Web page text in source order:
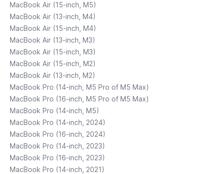
MacBook Air (15-inch, M5)
MacBook Air (13-inch, M4)
MacBook Air (15-inch, M4)
MacBook Air (13-inch, M3)
MacBook Air (15-inch, M3)
MacBook Air (15-inch, M2)
MacBook Air (13-inch, M2)
MacBook Pro (14-inch, M5 Pro of M5 Max)
MacBook Pro (16-inch, M5 Pro of M5 Max)
MacBook Pro (14-inch, M5)
MacBook Pro (14-inch, 2024)
MacBook Pro (16-inch, 2024)
MacBook Pro (14-inch, 2023)
MacBook Pro (16-inch, 2023)
MacBook Pro (14-inch, 2021)